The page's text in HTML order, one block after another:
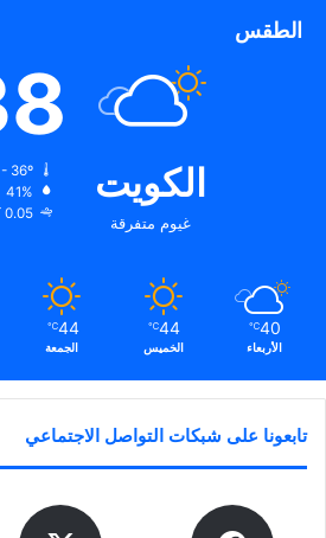
الطقس
الكويت
غيوم متفرقة
41%
0.05 كيلومتر/ساعة
40
℃
الأربعاء
44
℃
الخميس
44
℃
الجمعة
تابعونا على شبكات التواصل الاجتماعي